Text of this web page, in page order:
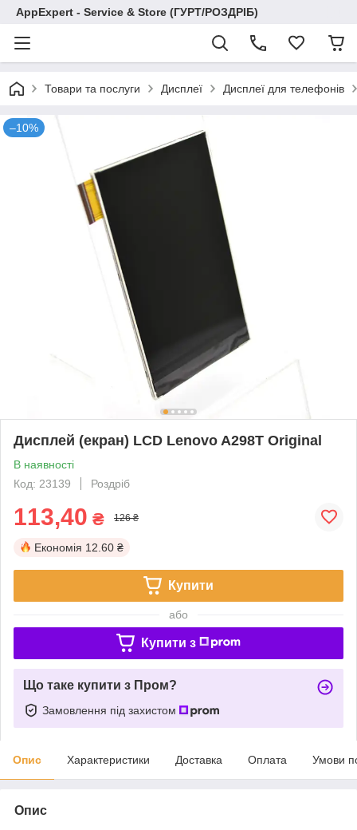
AppExpert - Service & Store (ГУРТ/РОЗДРІБ)
Товари та послуги Дисплеї Дисплеї для телефонів
–10%
Дисплей (екран) LCD Lenovo A298T Original
В наявності
Код: 23139
Роздріб
113,40 ₴ 126 ₴
Економія 12.60 ₴
Купити
або
Купити з
Що таке купити з Пром?
Замовлення під захистом
Опис Характеристики Доставка Оплата Умови
Опис